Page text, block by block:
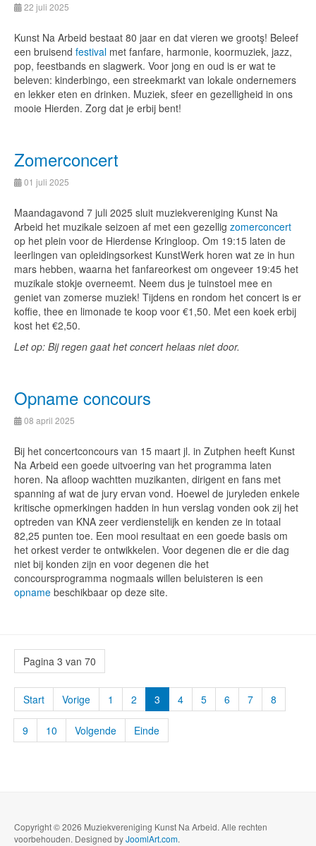
22 juli 2025
Kunst Na Arbeid bestaat 80 jaar en dat vieren we grootş! Beleef
een bruisend festival met fanfare, harmonie, koormuziek, jazz,
pop, feestbands en slagwerk. Voor jong en oud is er wat te
beleven: kinderbingo, een streekmarkt van lokale ondernemers
en lekker eten en drinken. Muziek, sfeer en gezelligheid in ons
mooie Hierden. Zorg dat je erbij bent!
Zomerconcert
01 juli 2025
Maandagavond 7 juli 2025 sluit muziekvereniging Kunst Na
Arbeid het muzikale seizoen af met een gezellig zomerconcert
op het plein voor de Hierdense Kringloop. Om 19:15 laten de
leerlingen van opleidingsorkest KunstWerk horen wat ze in hun
mars hebben, waarna het fanfareorkest om ongeveer 19:45 het
muzikale stokje overneemt. Neem dus je tuinstoel mee en
geniet van zomerse muziek! Tijdens en rondom het concert is er
koffie, thee en limonade te koop voor €1,50. Met een koek erbij
kost het €2,50.
Let op: Bij regen gaat het concert helaas niet door.
Opname concours
08 april 2025
Bij het concertconcours van 15 maart jl. in Zutphen heeft Kunst
Na Arbeid een goede uitvoering van het programma laten
horen. Na afloop wachtten muzikanten, dirigent en fans met
spanning af wat de jury ervan vond. Hoewel de juryleden enkele
kritische opmerkingen hadden in hun verslag vonden ook zij het
optreden van KNA zeer verdienstelijk en kenden ze in totaal
82,25 punten toe. Een mooi resultaat en een goede basis om
het orkest verder te ontwikkelen. Voor degenen die er die dag
niet bij konden zijn en voor degenen die het
concoursprogramma nogmaals willen beluisteren is een
opname beschikbaar op deze site.
Pagina 3 van 70
Start Vorige 1 2 3 4 5 6 7 8
9 10 Volgende Einde
Copyright © 2026 Muziekvereniging Kunst Na Arbeid. Alle rechten
voorbehouden. Designed byJoomlArt.com.